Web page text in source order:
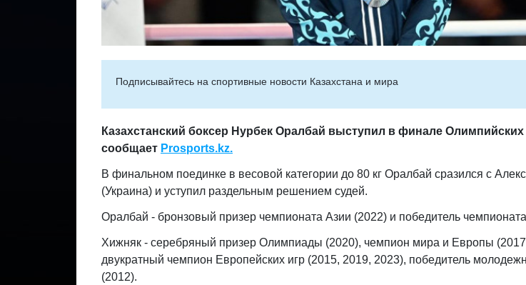
Подписывайтесь на cпортивные новости Казахстана и мира
Казахстанский боксер Нурбек Оралбай выступил в финале
сообщает Prosports.kz.
В финальном поединке в весовой категории до 80 кг Оралбай сразился с
(Украина) и уступил раздельным решением судей.
Оралбай - бронзовый призер чемпионата Азии (2022) и победитель
Хижняк - серебряный призер Олимпиады (2020), чемпион мира и Европы
двукратный чемпион Европейских игр (2015, 2019, 2023), победитель
(2012).